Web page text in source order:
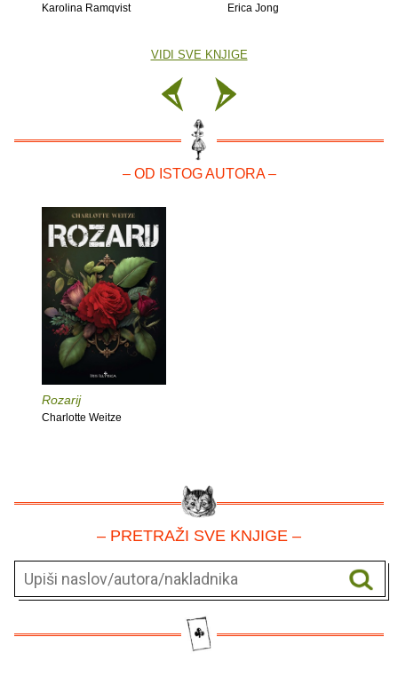
Karolina Ramqvist Erica Jong
VIDI SVE KNJIGE
– OD ISTOG AUTORA –
Rozarij
Charlotte Weitze
– PRETRAŽI SVE KNJIGE –